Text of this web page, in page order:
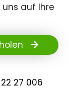
auf Ihre
27 006